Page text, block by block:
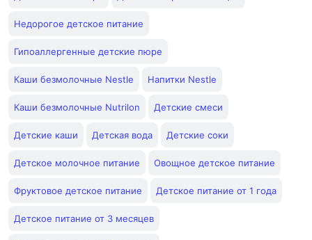
Недорогое детское питание
Гипоаллергенные детские пюре
Каши безмолочные Nestle Напитки Nestle
Каши безмолочные Nutrilon Детские смеси
Детские каши Детская вода Детские соки
Детское молочное питание Овощное детское питание
Фруктовое детское питание Детское питание от 1 года
Детское питание от 3 месяцев